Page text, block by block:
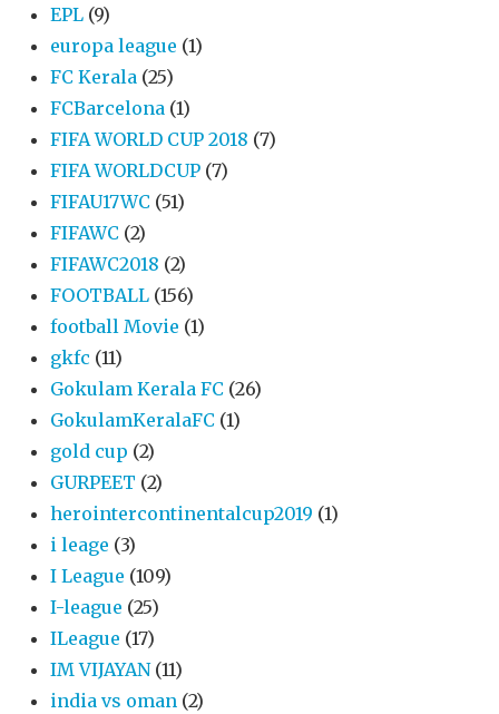
EPL (9)
europa league (1)
FC Kerala (25)
FCBarcelona (1)
FIFA WORLD CUP 2018 (7)
FIFA WORLDCUP (7)
FIFAU17WC (51)
FIFAWC (2)
FIFAWC2018 (2)
FOOTBALL (156)
football Movie (1)
gkfc (11)
Gokulam Kerala FC (26)
GokulamKeralaFC (1)
gold cup (2)
GURPEET (2)
herointercontinentalcup2019 (1)
i leage (3)
I League (109)
I-league (25)
ILeague (17)
IM VIJAYAN (11)
india vs oman (2)